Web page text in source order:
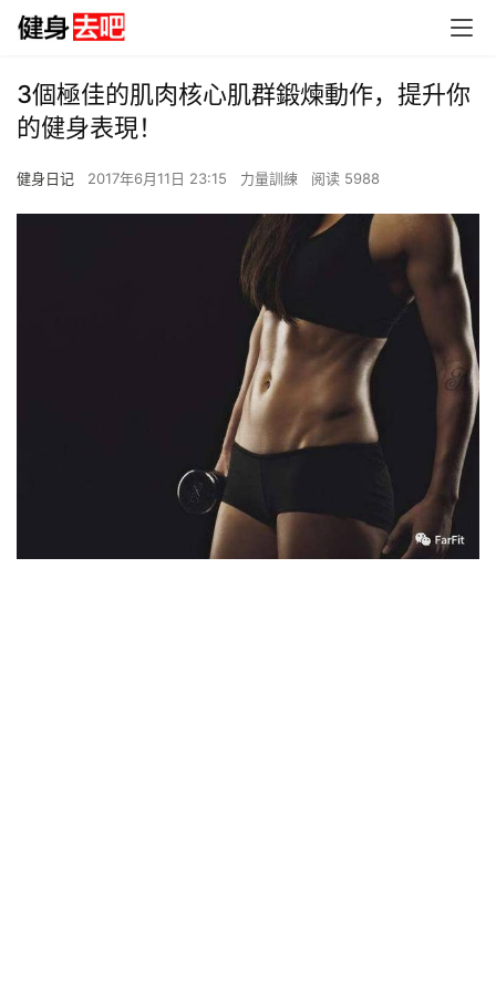
3個極佳的肌肉核心肌群鍛煉動作，提升你
的健身表現！
健身日记 2017年6月11日 23:15 力量訓練 阅读 5988